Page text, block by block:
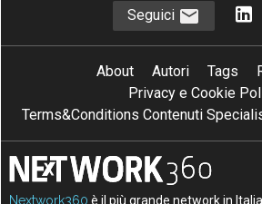
Seguici
About Autori Tags
Privacy e Cookie
Terms&Conditions Contenuti
Nextwork360 è il più grande network in